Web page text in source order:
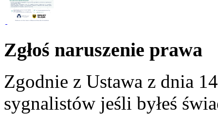
Zgłoś naruszenie prawa
Zgodnie z Ustawa z dnia
sygnalistów jeśli byłeś